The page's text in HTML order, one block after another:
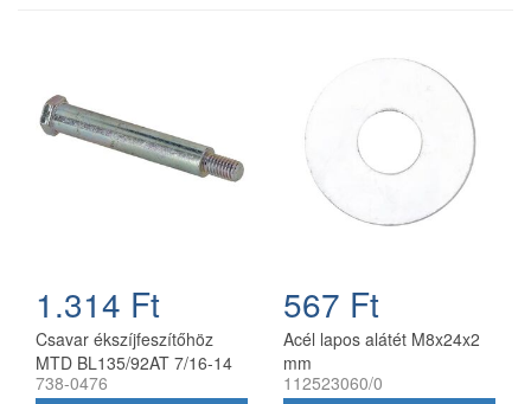
1.314 Ft
Csavar ékszíjfeszítőhöz
MTD BL135/92AT 7/16-14
738-0476
738-0476
567 Ft
Acél lapos alátét M8x24x2
mm
112523060/0